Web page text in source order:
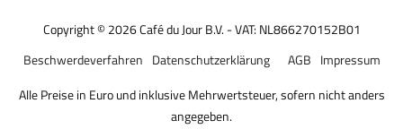
Copyright © 2026 Café du Jour B.V. - VAT: NL866270152B01
Impressum
AGB
Datenschutzerklärung
Beschwerdeverfahren
Alle Preise in Euro und inklusive Mehrwertsteuer, sofern nicht anders
angegeben.